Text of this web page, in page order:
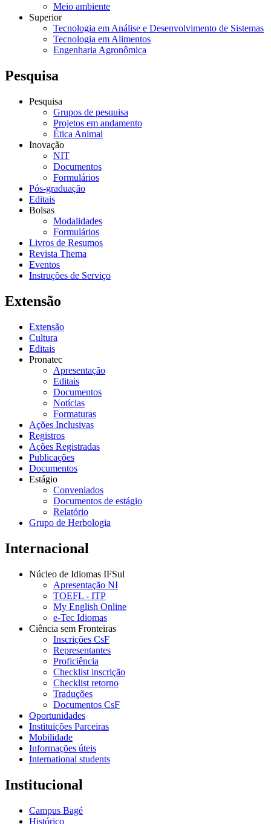
Meio ambiente
Superior
Tecnologia em Análise e Desenvolvimento de Sistemas
Tecnologia em Alimentos
Engenharia Agronômica
Pesquisa
Pesquisa
Grupos de pesquisa
Projetos em andamento
Ética Animal
Inovação
NIT
Documentos
Formulários
Pós-graduação
Editais
Bolsas
Modalidades
Formulários
Livros de Resumos
Revista Thema
Eventos
Instruções de Serviço
Extensão
Extensão
Cultura
Editais
Pronatec
Apresentação
Editais
Documentos
Notícias
Formaturas
Ações Inclusivas
Registros
Ações Registradas
Publicações
Documentos
Estágio
Conveniados
Documentos de estágio
Relatório
Grupo de Herbologia
Internacional
Núcleo de Idiomas IFSul
Apresentação NI
TOEFL - ITP
My English Online
e-Tec Idiomas
Ciência sem Fronteiras
Inscrições CsF
Representantes
Proficiência
Checklist inscrição
Checklist retorno
Traduções
Documentos CsF
Oportunidades
Instituições Parceiras
Mobilidade
Informações úteis
International students
Institucional
Campus Bagé
Histórico